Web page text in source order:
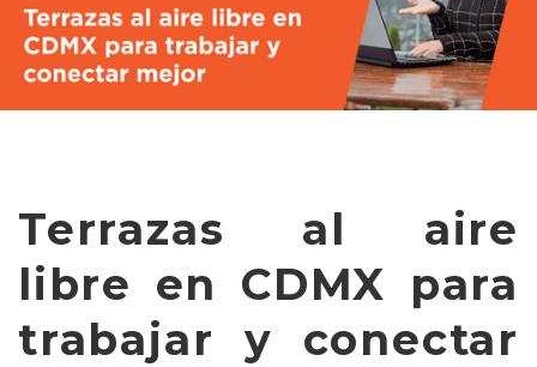
Terrazas al aire
libre en CDMX para
trabajar y conectar